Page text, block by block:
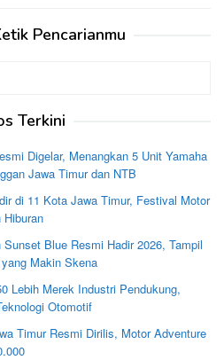
Pencarianmu
Terkini
Digelar, Menangkan 5 Unit Yamaha
Jawa Timur dan NTB
di 11 Kota Jawa Timur, Festival Motor
Hiburan
Blue Resmi Hadir 2026, Tampil
Makin Skena
Lebih Merek Industri Pendukung,
Otomotif
Timur Resmi Dirilis, Motor Adventure